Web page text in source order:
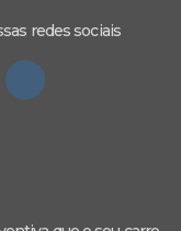
redes sociais